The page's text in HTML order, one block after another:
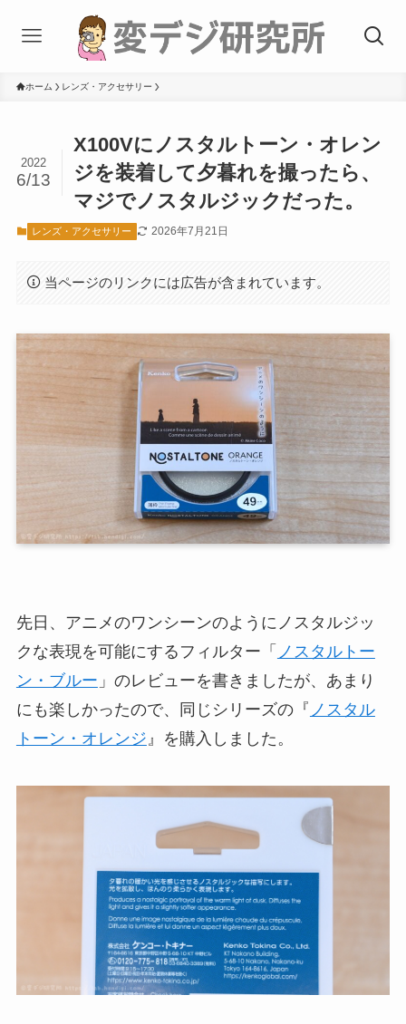
ホーム レンズ・アクセサリー
X100Vにノスタルトーン・オレン
ジを装着して夕暮れを撮ったら、
マジでノスタルジックだった。
2022
6/13
レンズ・アクセサリー 2026年7月21日
当ページのリンクには広告が含まれています。
先日、アニメのワンシーンのようにノスタルジッ
クな表現を可能にするフィルター「 ノスタルトー
ン・ブルー 」のレビューを書きましたが、あまり
にも楽しかったので、同じシリーズの『 ノスタル
トーン・オレンジ』を購入しました。